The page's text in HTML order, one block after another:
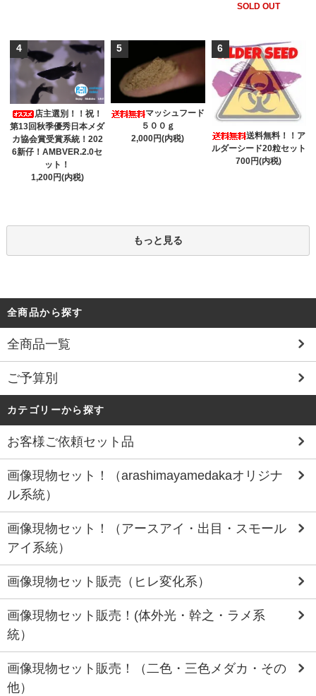
SOLD OUT
4
店主選別！！祝！
第13回秋季優秀日本メダ
カ協会賞受賞系統！202
6新仔！AMBVER.2.0セ
ット！
1,200円(内税)
5
マッシュフード
５００ｇ
2,000円(内税)
6
送料無料！！ア
ルダーシード20粒セット
700円(内税)
もっと見る
全商品から探す
全商品一覧
ご予算別
カテゴリーから探す
お客様ご依頼セット品
画像現物セット！（arashimayamedakaオリジナ
ル系統）
画像現物セット！（アースアイ・出目・スモール
アイ系統）
画像現物セット販売（ヒレ変化系）
画像現物セット販売！(体外光・幹之・ラメ系
統）
画像現物セット販売！（二色・三色メダカ・その
他）